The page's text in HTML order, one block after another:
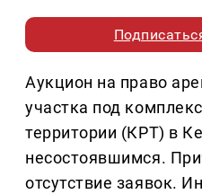
Аукцион на право
участка под
территории (КРТ) в
несостоявшимся.
отсутствие заявок.